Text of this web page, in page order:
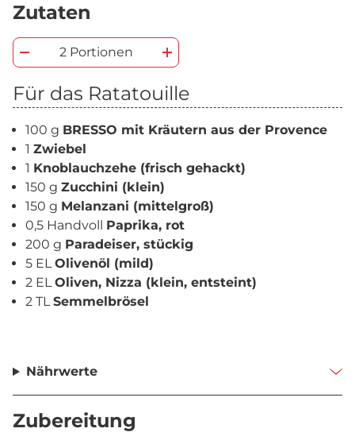
Zutaten
2 Portionen
Für das Ratatouille
100 g BRESSO mit Kräutern aus der Provence
1 Zwiebel
1 Knoblauchzehe (frisch gehackt)
150 g Zucchini (klein)
150 g Melanzani (mittelgroß)
0,5 Handvoll Paprika, rot
200 g Paradeiser, stückig
5 ELOlivenöl (mild)
2 ELOliven, Nizza (klein, entsteint)
2 TLSemmelbrösel
Nährwerte
Zubereitung